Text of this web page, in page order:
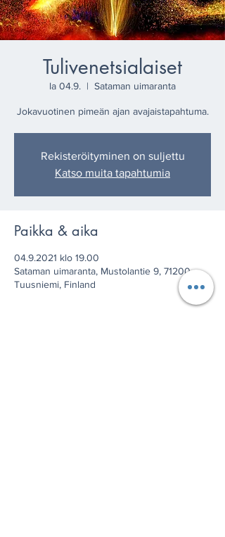
Tulivenetsialaiset
la 04.9.
  |
Sataman uimaranta
Jokavuotinen pimeän ajan avajaistapahtuma.
Rekisteröityminen on suljettu
Katso muita tapahtumia
Paikka & aika
04.9.2021 klo 19.00
Sataman uimaranta, Mustolantie 9, 71200
Tuusniemi, Finland